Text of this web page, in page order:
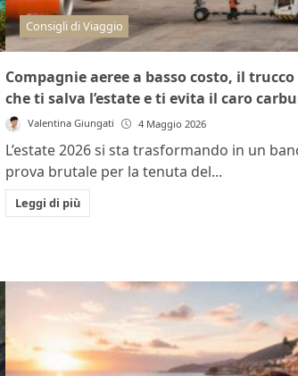
Consigli di Viaggio
Compagnie aeree a basso costo, il
che ti salva l’estate e ti evita il caro
Valentina Giungati 4 Maggio 2026
L’estate 2026 si sta trasformando in un
prova brutale per la tenuta del...
Leggi di più